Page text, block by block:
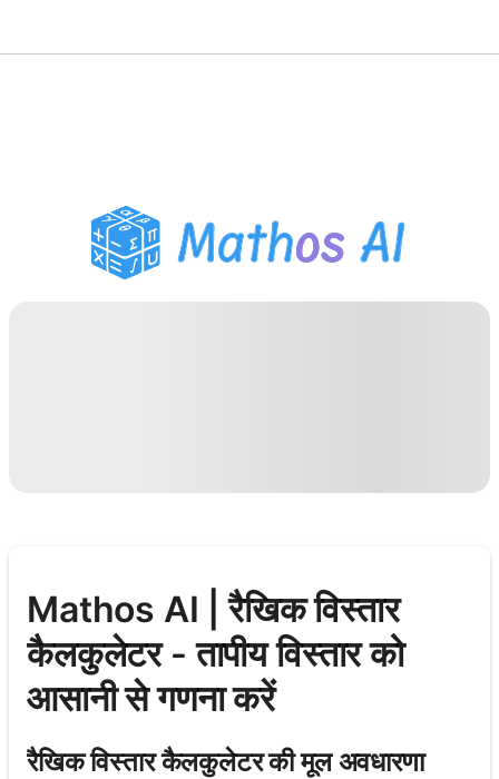
PDF होमवर्क सहायक
अध्ययन उपकरण
Mathos AI | रैखिक विस्तार
कैलकुलेटर - तापीय विस्तार को
आसानी से गणना करें
रैखिक विस्तार कैलकुलेटर की मूल अवधारणा